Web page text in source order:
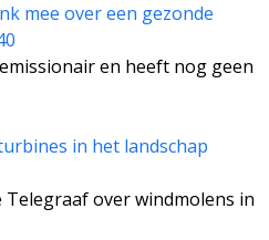
mee over een gezonde
en heeft nog geen
in het landschap
Telegraaf over windmolens in